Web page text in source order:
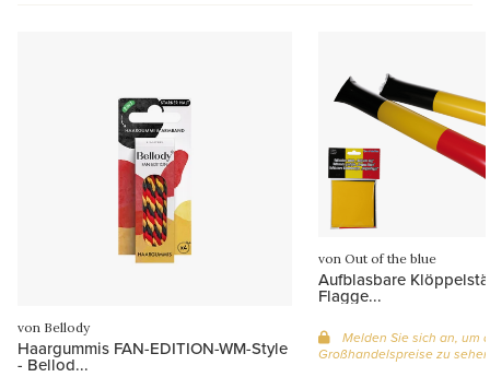
von Bellody
Haargummis FAN-EDITION-WM-Style
- Bellod...
von Out of the blue
Aufblasbare
Flagge...
Melden Sie sich an, um
Großhandelspreise zu sehen